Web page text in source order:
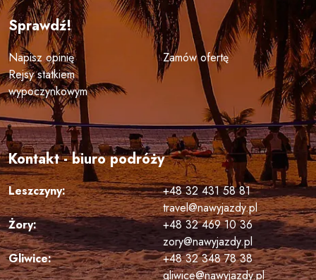
Sprawdź!
Napisz opinię
Zamów ofertę
Rejsy statkiem
wypoczynkowym
Kontakt - biuro podróży
Leszczyny:
+48 32 431 58 81
travel@nawyjazdy.pl
Żory:
+48 32 469 10 36
zory@nawyjazdy.pl
Gliwice:
+48 32 348 78 38
gliwice@nawyjazdy.pl